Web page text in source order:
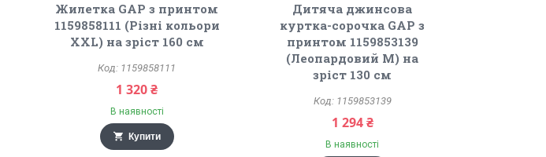
Жилетка GAP з принтом
1159858111 (Різні кольори
XXL) на зріст 160 см
1159858111
1 320 ₴
В наявності
Купити
Дитяча джинсова
куртка-сорочка GAP з
принтом 1159853139
(Леопардовий M) на
зріст 130 см
1159853139
1 294 ₴
В наявності